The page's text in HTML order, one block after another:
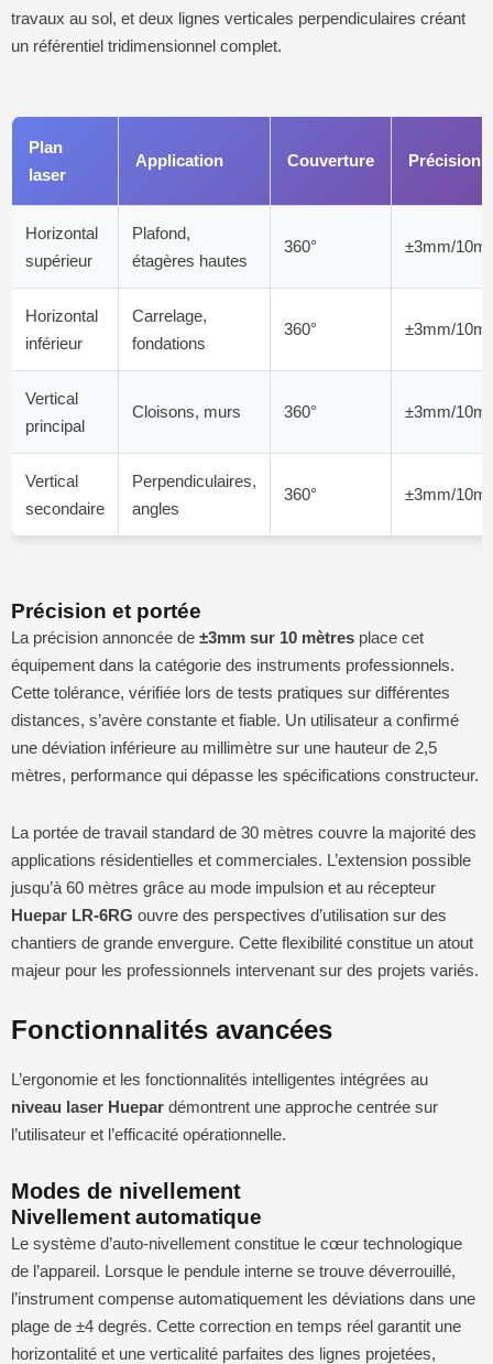
travaux au sol, et deux lignes verticales perpendiculaires créant
un référentiel tridimensionnel complet.
Plan
laser
Application Couverture Précision
Horizontal
supérieur
Plafond,
étagères hautes
360° ±3mm/10m
Horizontal
inférieur
Carrelage,
fondations
360° ±3mm/10m
Vertical
principal
Cloisons, murs 360° ±3mm/10m
Vertical
secondaire
Perpendiculaires,
angles
360° ±3mm/10m
Précision et portée
La précision annoncée de ±3mm sur 10 mètres place cet
équipement dans la catégorie des instruments professionnels.
Cette tolérance, vérifiée lors de tests pratiques sur différentes
distances, s’avère constante et fiable. Un utilisateur a confirmé
une déviation inférieure au millimètre sur une hauteur de 2,5
mètres, performance qui dépasse les spécifications constructeur.
La portée de travail standard de 30 mètres couvre la majorité des
applications résidentielles et commerciales. L’extension possible
jusqu’à 60 mètres grâce au mode impulsion et au récepteur
Huepar LR-6RG ouvre des perspectives d’utilisation sur des
chantiers de grande envergure. Cette flexibilité constitue un atout
majeur pour les professionnels intervenant sur des projets variés.
Fonctionnalités avancées
L’ergonomie et les fonctionnalités intelligentes intégrées au
niveau laser Huepar démontrent une approche centrée sur
l’utilisateur et l’efficacité opérationnelle.
Modes de nivellement
Nivellement automatique
Le système d’auto-nivellement constitue le cœur technologique
de l’appareil. Lorsque le pendule interne se trouve déverrouillé,
l’instrument compense automatiquement les déviations dans une
plage de ±4 degrés. Cette correction en temps réel garantit une
horizontalité et une verticalité parfaites des lignes projetées,